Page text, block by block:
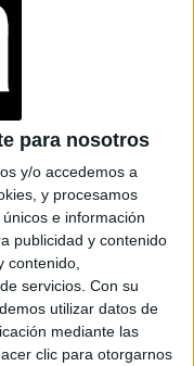
para nosotros
y/o accedemos a
y procesamos
e información
publicidad y contenido
contenido,
servicios. Con su
utilizar datos de
mediante las
clic para otorgarnos
Break BATimes
reservados
Nro. 5346433